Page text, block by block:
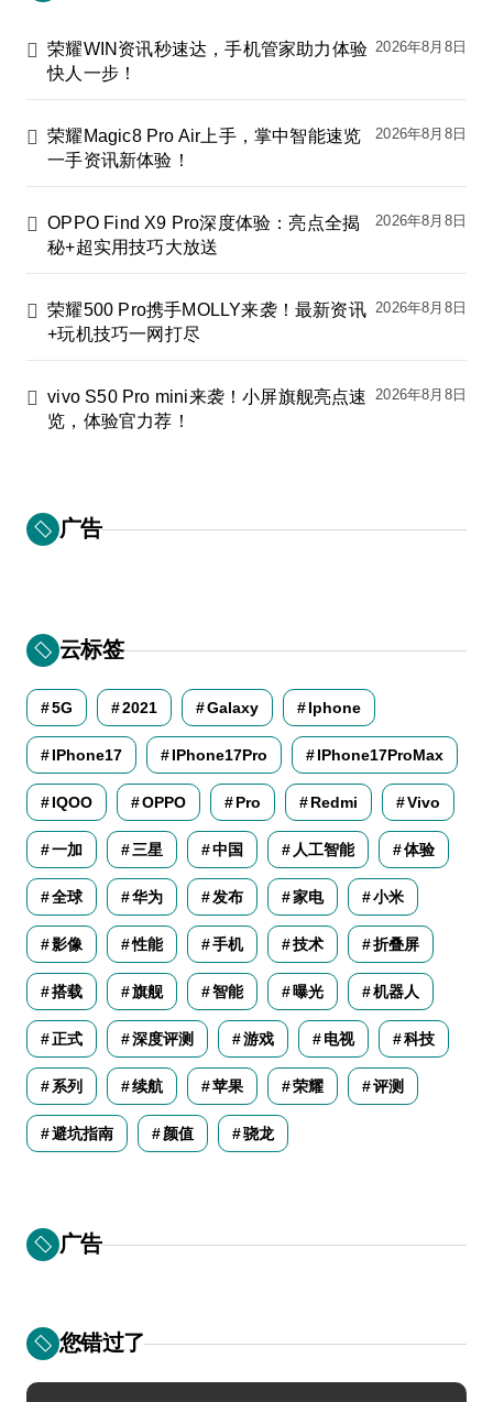
荣耀WIN资讯秒速达，手机管家助力体验
快人一步！
2026年8月8日
荣耀Magic8 Pro Air上手，掌中智能速览
一手资讯新体验！
2026年8月8日
OPPO Find X9 Pro深度体验：亮点全揭
秘+超实用技巧大放送
2026年8月8日
荣耀500 Pro携手MOLLY来袭！最新资讯
+玩机技巧一网打尽
2026年8月8日
vivo S50 Pro mini来袭！小屏旗舰亮点速
览，体验官力荐！
2026年8月8日
广告
云标签
5G 2021 Galaxy Iphone
IPhone17 IPhone17Pro IPhone17ProMax
IQOO OPPO Pro Redmi Vivo
一加 三星 中国 人工智能 体验
全球 华为 发布 家电 小米
影像 性能 手机 技术 折叠屏
搭载 旗舰 智能 曝光 机器人
正式 深度评测 游戏 电视 科技
系列 续航 苹果 荣耀 评测
避坑指南 颜值 骁龙
广告
您错过了